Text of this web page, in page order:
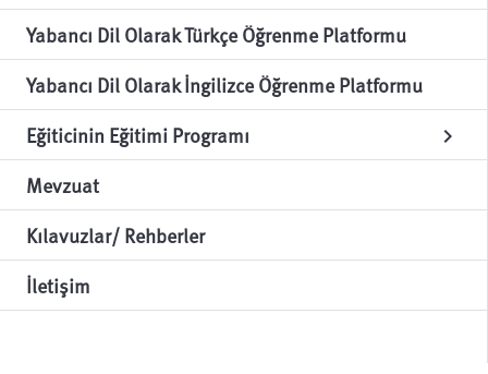
Yabancı Dil Olarak Türkçe Öğrenme Platformu
Yabancı Dil Olarak İngilizce Öğrenme Platformu
Eğiticinin Eğitimi Programı
chevron_right
Mevzuat
Kılavuzlar/ Rehberler
İletişim